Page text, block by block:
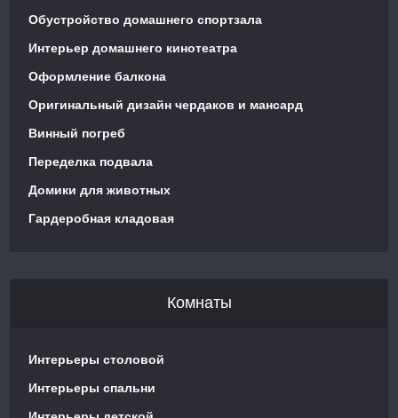
Обустройство домашнего спортзала
Интерьер домашнего кинотеатра
Оформление балкона
Оригинальный дизайн чердаков и мансард
Винный погреб
Переделка подвала
Домики для животных
Гардеробная кладовая
Комнаты
Интерьеры столовой
Интерьеры спальни